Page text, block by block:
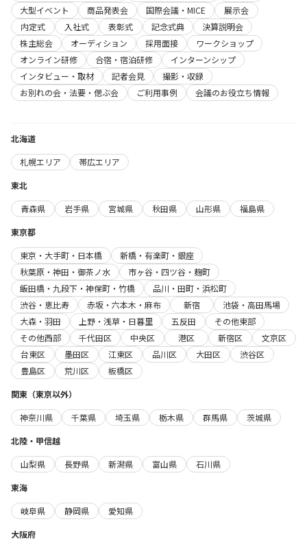
大型イベント
商品発表会 国際会議・MICE
展示会
内定式
入社式 表彰式 記念式典
決算説明会
株主総会
オーディション 採用面接
ワークショップ
オンライン研修
合宿・宿泊研修
インターンシップ
インタビュー・取材
記者会見
撮影・収録
お別れの会・法要・偲ぶ会
ご利用事例 会議のお役立ち情報
北海道
札幌エリア
帯広エリア
東北
青森県
岩手県 宮城県 秋田県 山形県
福島県
東京都
東京・大手町・日本橋
新橋・有楽町・銀座
秋葉原・神田・御茶ノ水
市ヶ谷・四ツ谷・麹町
飯田橋・九段下・神保町・竹橋
品川・田町・浜松町
渋谷・恵比寿
赤坂・六本木・麻布 新宿
池袋・高田馬場
大森・羽田
上野・浅草・日暮里 五反田
その他東部
その他西部
千代田区 中央区 港区 新宿区
文京区
台東区
墨田区 江東区 品川区 大田区
渋谷区
豊島区
荒川区
板橋区
関東（東京以外）
神奈川県
千葉県 埼玉県 栃木県 群馬県
茨城県
北陸・甲信越
山梨県
長野県 新潟県 富山県
石川県
東海
岐阜県
静岡県
愛知県
大阪府